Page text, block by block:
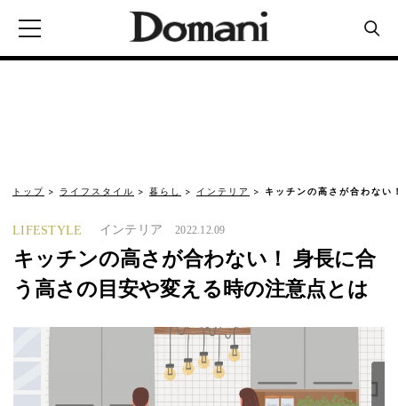
トップ ライフスタイル 暮らし インテリア キッチンの高さが合わな
LIFESTYLE インテリア 2022.12.09
キッチンの高さが合わない！ 身長に合
う高さの目安や変える時の注意点とは